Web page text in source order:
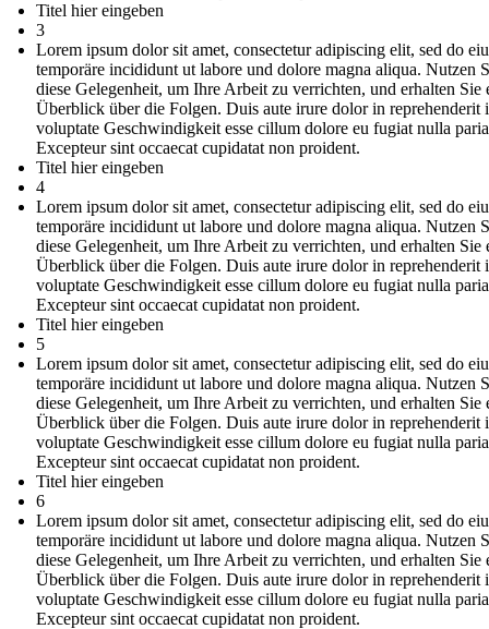
Titel hier eingeben
3
Lorem ipsum dolor sit amet, consectetur adipiscing elit, sed do
temporäre incididunt ut labore und dolore magna aliqua. Nutzen
diese Gelegenheit, um Ihre Arbeit zu verrichten, und erhalten Sie
Überblick über die Folgen. Duis aute irure dolor in reprehenderit
voluptate Geschwindigkeit esse cillum dolore eu fugiat nulla
Excepteur sint occaecat cupidatat non proident.
Titel hier eingeben
4
Lorem ipsum dolor sit amet, consectetur adipiscing elit, sed do
temporäre incididunt ut labore und dolore magna aliqua. Nutzen
diese Gelegenheit, um Ihre Arbeit zu verrichten, und erhalten Sie
Überblick über die Folgen. Duis aute irure dolor in reprehenderit
voluptate Geschwindigkeit esse cillum dolore eu fugiat nulla
Excepteur sint occaecat cupidatat non proident.
Titel hier eingeben
5
Lorem ipsum dolor sit amet, consectetur adipiscing elit, sed do
temporäre incididunt ut labore und dolore magna aliqua. Nutzen
diese Gelegenheit, um Ihre Arbeit zu verrichten, und erhalten Sie
Überblick über die Folgen. Duis aute irure dolor in reprehenderit
voluptate Geschwindigkeit esse cillum dolore eu fugiat nulla
Excepteur sint occaecat cupidatat non proident.
Titel hier eingeben
6
Lorem ipsum dolor sit amet, consectetur adipiscing elit, sed do
temporäre incididunt ut labore und dolore magna aliqua. Nutzen
diese Gelegenheit, um Ihre Arbeit zu verrichten, und erhalten Sie
Überblick über die Folgen. Duis aute irure dolor in reprehenderit
voluptate Geschwindigkeit esse cillum dolore eu fugiat nulla
Excepteur sint occaecat cupidatat non proident.